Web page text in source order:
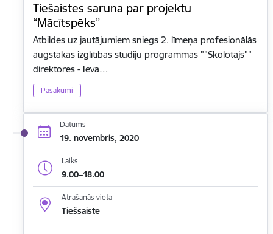
Tiešaistes saruna par projektu
“Mācītspēks”
Atbildes uz jautājumiem sniegs 2. līmeņa profesionālās
augstākās izglītības studiju programmas ""Skolotājs""
direktores - Ieva…
Pasākumi
Datums
19. novembris, 2020
Laiks
9.00–18.00
Atrašanās vieta
Tiešsaiste